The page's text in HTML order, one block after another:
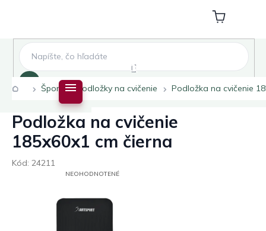
Hľadať
Nákupný
košík
Domov
Šport Podložky na cvičenie Podložka na cvičenie
Podložka na cvičenie
185x60x1 cm čierna
Kód: 24211
PRIEMERNÉNEOHODNOTENÉ